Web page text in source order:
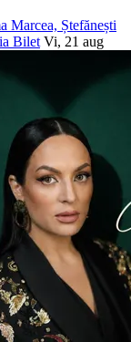
Marcea, Ștefănești
ia Bilet Vi, 21 aug